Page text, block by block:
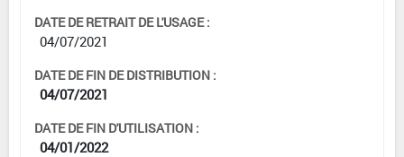
DATE DE RETRAIT DE L'USAGE :
04/07/2021
DATE DE FIN DE DISTRIBUTION :
04/07/2021
DATE DE FIN D'UTILISATION :
04/01/2022